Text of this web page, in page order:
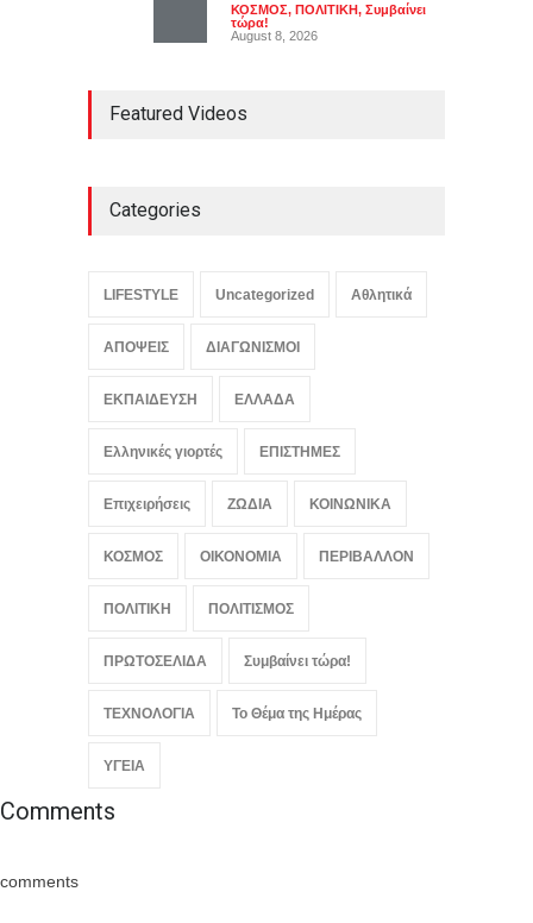
ΚΟΣΜΟΣ, ΠΟΛΙΤΙΚΗ, Συμβαίνει
τώρα!
August 8, 2026
περιοχές: Πάνω από 39
απειλεί τις ευρωπαϊκές
ΟΙΚΟΝΟΜΙΑ
August 8, 2026
Featured Videos
Categories
LIFESTYLE Uncategorized Αθλητικά
ΑΠΟΨΕΙΣ ΔΙΑΓΩΝΙΣΜΟΙ
ΕΚΠΑΙΔΕΥΣΗ ΕΛΛΑΔΑ
Ελληνικές γιορτές ΕΠΙΣΤΗΜΕΣ
Επιχειρήσεις ΖΩΔΙΑ ΚΟΙΝΩΝΙΚΑ
ΚΟΣΜΟΣ ΟΙΚΟΝΟΜΙΑ ΠΕΡΙΒΑΛΛΟΝ
ΠΟΛΙΤΙΚΗ ΠΟΛΙΤΙΣΜΟΣ
ΠΡΩΤΟΣΕΛΙΔΑ Συμβαίνει τώρα!
ΤΕΧΝΟΛΟΓΙΑ Το Θέμα της Ημέρας
ΥΓΕΙΑ
Comments
comments